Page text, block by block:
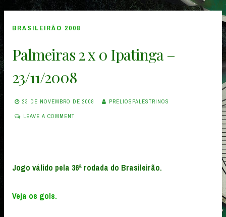
BRASILEIRÃO 2008
Palmeiras 2 x 0 Ipatinga –
23/11/2008
23 DE NOVEMBRO DE 2008 PRELIOSPALESTRINOS
LEAVE A COMMENT
Jogo válido pela 36ª rodada do Brasileirão.
Veja os gols.